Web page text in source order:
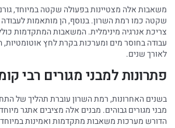
משאבות אלה מצטיינות בפעולה שקטה במיוחד,
שקטה כמו רמת השרון. בנוסף, הן מותאמות לעבודה
צריכת אנרגיה מינימלית. המשאבות המתקדמות
עבודה בחוסר מים ומערכות בקרת לחץ
לאורך שנים.
פתרונות למבני מגורים רבי
בשנים האחרונות, רמת השרון עוברת תהליך של
מבני מגורים גבוהים. מבנים אלה מציבים אתגר
הדורש מערכות משאבות מתקדמות ואמינות